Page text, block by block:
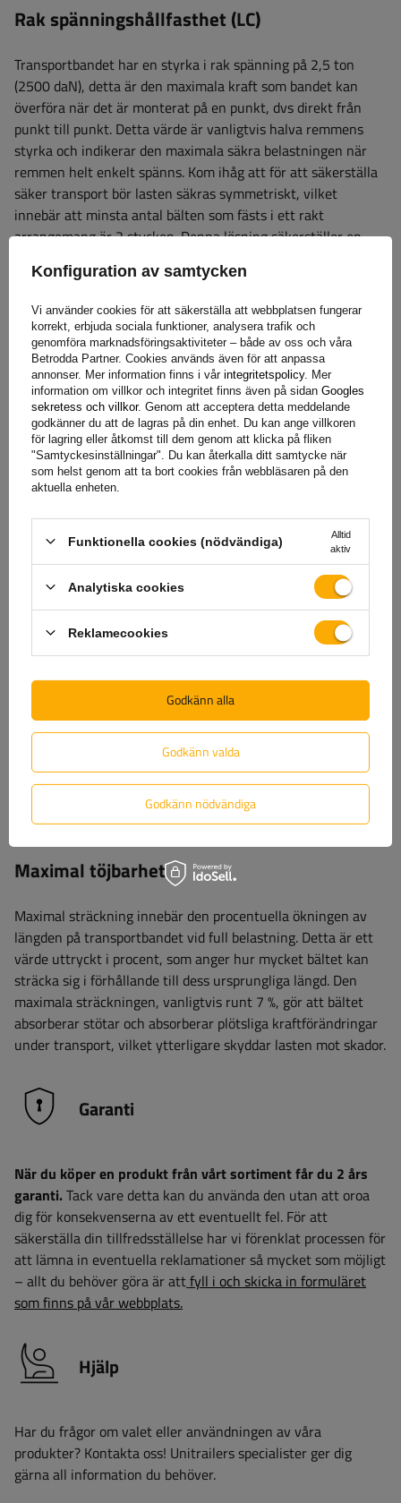
Rak spänningshållfasthet (LC)
Transportbandet har en styrka i rak spänning på 2,5 ton
(2500 daN), detta är den maximala kraft som bandet kan
överföra när det är monterat på en punkt, dvs direkt från
punkt till punkt. Detta värde är vanligtvis halva remmens
styrka och indikerar den maximala säkra belastningen när
remmen helt enkelt spänns. Kom ihåg att för att säkerställa
säker transport bör lasten säkras symmetriskt, vilket
innebär att minsta antal bälten som fästs i ett rakt
arrangemang är 2 stycken. Denna lösning säkerställer en
under transport.
Standard Tension Force (STF)
Spännkraften är 300 daN, vilket innebär att remmen pressar
lasten med en kraft motsvarande 300 kg, vilket effektivt
säkrar den mot förskjutning under transport. Detta är en
nyckelparameter för transportbandet, som bestämmer
spännkraften som kan erhållas med standardremspänning
med hjälp av en spännare (spärrhake). Denna parameter är
särskilt viktig vid planering av lastsäkring, eftersom den
informerar om den faktiska kraften som säkrar lasten vid
användning av standardremspänning, vilket ökar lastens
säkerhet under transport.
Standard Hand Force (SHF)
Den manuella spännkraften är 50 daN, vilket innebär den
kraft som måste appliceras på spännaren för att säkra lasten
ordentligt. Detta värde säkerställer ergonomi och
arbetssäkerhet, vilket möjliggör lämplig bältesspänning utan
risk för överdriven ansträngning. SHF-parametern är viktig
vid val av bälte eftersom den indikerar den optimala
manuella kraften som krävs för att effektivt och stabilt
immobilisera lasten.
Maximal töjbarhet
Maximal sträckning innebär den procentuella ökningen av
längden på transportbandet vid full belastning. Detta är ett
värde uttryckt i procent, som anger hur mycket bältet kan
sträcka sig i förhållande till dess ursprungliga längd. Den
maximala sträckningen, vanligtvis runt 7 %, gör att bältet
absorberar stötar och absorberar plötsliga kraftförändringar
under transport, vilket ytterligare skyddar lasten mot skador.
Garanti
När du köper en produkt från vårt sortiment får du 2 års
garanti.Tack vare detta kan du använda den utan att oroa
dig för konsekvenserna av ett eventuellt fel. För att
säkerställa din tillfredsställelse har vi förenklat processen för
att lämna in eventuella reklamationer så mycket som möjligt
– allt du behöver göra är attfyll i och skicka in formuläret
som finns på vår webbplats.
Hjälp
Har du frågor om valet eller användningen av våra
produkter? Kontakta oss! Unitrailers specialister ger dig
gärna all information du behöver.
Konfiguration av samtycken
Vi använder cookies för att säkerställa att webbplatsen fungerar
korrekt, erbjuda sociala funktioner, analysera trafik och
genomföra marknadsföringsaktiviteter – både av oss och våra
Betrodda Partner. Cookies används även för att anpassa
annonser. Mer information finns i vår integritetspolicy. Mer
information om villkor och integritet finns även på sidan Googles
sekretess och villkor. Genom att acceptera detta meddelande
godkänner du att de lagras på din enhet. Du kan ange villkoren
för lagring eller åtkomst till dem genom att klicka på fliken
"Samtyckesinställningar". Du kan återkalla ditt samtycke när
som helst genom att ta bort cookies från webbläsaren på den
aktuella enheten.
Funktionella cookies (nödvändiga)
Alltid
aktiv
Analytiska cookies
Reklamecookies
Godkänn valda
Godkänn nödvändiga
Godkänn alla